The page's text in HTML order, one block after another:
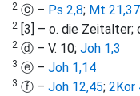
2 ⓒ – Ps 2,8; Mt 21,37
2 [3] – o. die Zeitalter;
2 ⓓ – V. 10; Joh 1,3
3 ⓔ – Joh 1,14
3 ⓕ – Joh 12,45; 2Kor